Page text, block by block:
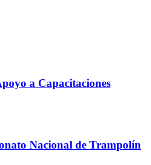
a Capacitaciones
Nacional de Trampolín